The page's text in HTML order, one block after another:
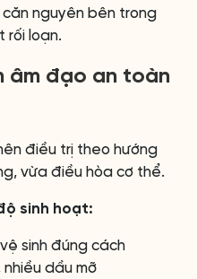
nguyên bên trong
rối loạn.
âm đạo an toàn
điều trị theo hướng
vừa điều hòa cơ thể.
sinh hoạt:
sinh đúng cách
dầu mỡ